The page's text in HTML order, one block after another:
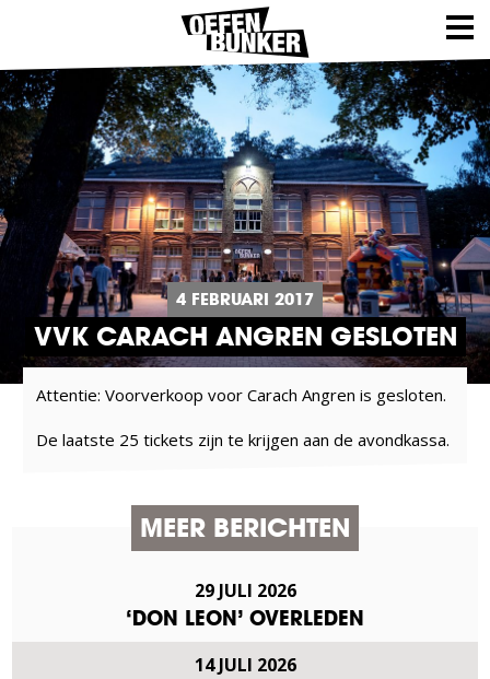
4 FEBRUARI 2017
VVK CARACH ANGREN GESLOTEN
Attentie: Voorverkoop voor Carach Angren is gesloten.
De laatste 25 tickets zijn te krijgen aan de avondkassa.
MEER BERICHTEN
29 JULI 2026
‘DON LEON’ OVERLEDEN
14 JULI 2026